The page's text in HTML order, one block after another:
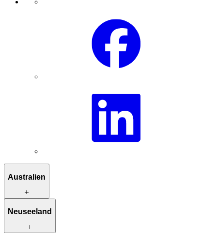
Australien
Reiserouten zur Inspiration
Einzigartige Aktivitäten
Neuseeland